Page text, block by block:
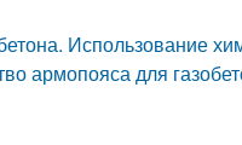
Использование
армопояса для